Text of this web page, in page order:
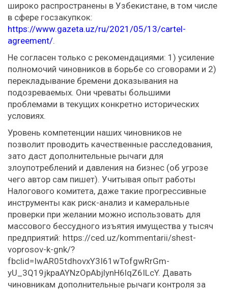
широко распространены в Узбекистане, в том числе
в сфере госзакупкок:
https://www.gazeta.uz/ru/2021/05/13/cartel-
agreement/.
Не согласен только с рекомендациями: 1) усиление
полномочий чиновников в борьбе со сговорами и 2)
перекладывание бремени доказывания на
подозреваемых. Они чреваты большими
проблемами в текущих конкретно исторических
условиях.
Уровень компетенции наших чиновников не
позволит проводить качественные расследования,
зато даст дополнительные рычаги для
злоупотреблений и давления на бизнес (об угрозе
чего автор сам пишет). Учитывая опыт работы
Налогового комитета, даже такие прогрессивные
инструменты как риск-анализ и камеральные
проверки при желании можно использовать для
массового бессудного изъятия имущества у тысяч
предприятий: https://ced.uz/kommentarii/shest-
voprosov-k-gnk/?
fbclid=IwAR05tdhovxY3I61wTofgwRrGm-
yU_3Q19jkpaAYNzOpAbjlynH6lqZ6ILcY. Давать
чиновникам дополнительные рычаги контроля за